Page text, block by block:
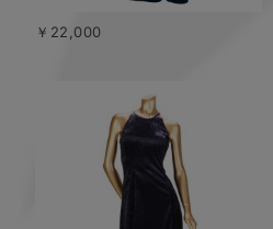
￥22,000